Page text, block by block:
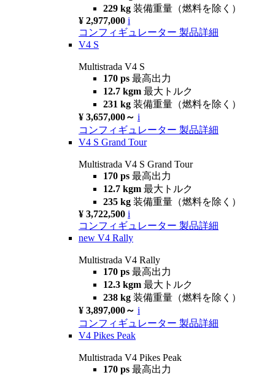
229 kg 装備重量（燃料を除く）
¥ 2,977,000 i
コンフィギュレーター 製品詳細
V4 S
Multistrada V4 S
170 ps 最高出力
12.7 kgm 最大トルク
231 kg 装備重量（燃料を除く）
¥ 3,657,000～ i
コンフィギュレーター 製品詳細
V4 S Grand Tour
Multistrada V4 S Grand Tour
170 ps 最高出力
12.7 kgm 最大トルク
235 kg 装備重量（燃料を除く）
¥ 3,722,500 i
コンフィギュレーター 製品詳細
new V4 Rally
Multistrada V4 Rally
170 ps 最高出力
12.3 kgm 最大トルク
238 kg 装備重量（燃料を除く）
¥ 3,897,000～ i
コンフィギュレーター 製品詳細
V4 Pikes Peak
Multistrada V4 Pikes Peak
170 ps 最高出力